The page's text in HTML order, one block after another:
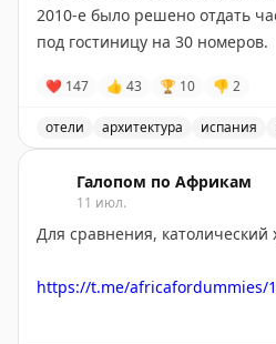
2010-е было решено отдать
под гостиницу на 30 номеров.
❤ 147 👍 43 🏆 10 👎 2
отели архитектура испания
Галопом по Африкам
11 июл.
Для сравнения,
https://t.me/africafordummies/